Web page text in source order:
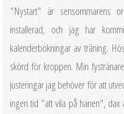
"Nystart" är sensommarens
installerad, och jag har
kalenderbokningar av träning.
skörd för kroppen. Min
justeringar jag behöver för att
ingen tid "att vila på hanen", dax